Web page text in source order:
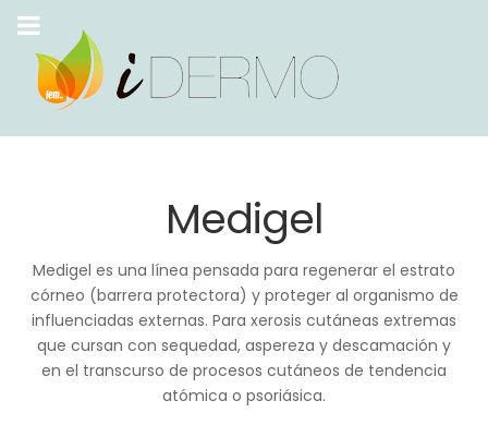
Medigel
Medigel es una línea pensada para regenerar el estrato
córneo (barrera protectora) y proteger al organismo de
influenciadas externas. Para xerosis cutáneas extremas
que cursan con sequedad, aspereza y descamación y
en el transcurso de procesos cutáneos de tendencia
atómica o psoriásica.